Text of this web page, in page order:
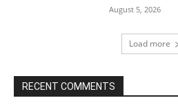
August 5, 2026
Load more
RECENT COMMENTS